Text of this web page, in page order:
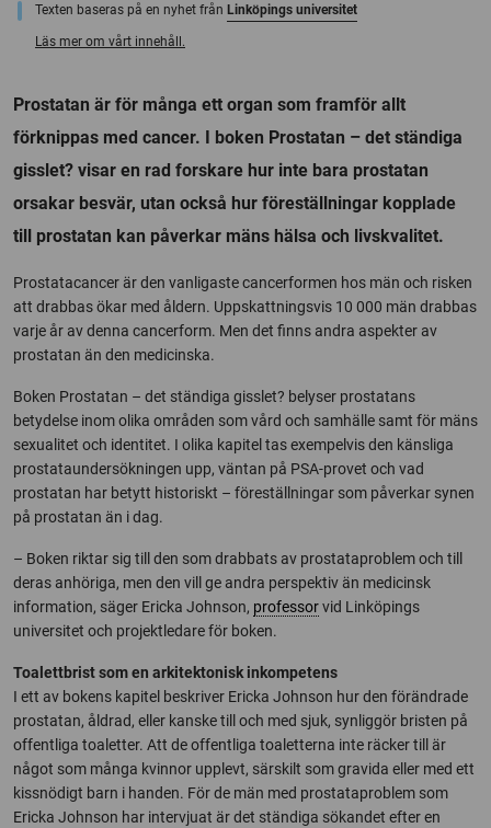
Texten baseras på en nyhet från Linköpings universitet
Läs mer om vårt innehåll.
Prostatan är för många ett organ som framför allt
förknippas med cancer. I boken Prostatan – det ständiga
gisslet? visar en rad forskare hur inte bara prostatan
orsakar besvär, utan också hur föreställningar kopplade
till prostatan kan påverkar mäns hälsa och livskvalitet.
Prostatacancer är den vanligaste cancerformen hos män och risken
att drabbas ökar med åldern. Uppskattningsvis 10 000 män drabbas
varje år av denna cancerform. Men det finns andra aspekter av
prostatan än den medicinska.
Boken Prostatan – det ständiga gisslet? belyser prostatans
betydelse inom olika områden som vård och samhälle samt för mäns
sexualitet och identitet. I olika kapitel tas exempelvis den känsliga
prostataundersökningen upp, väntan på PSA-provet och vad
prostatan har betytt historiskt – föreställningar som påverkar synen
på prostatan än i dag.
– Boken riktar sig till den som drabbats av prostataproblem och till
deras anhöriga, men den vill ge andra perspektiv än medicinsk
information, säger Ericka Johnson, professorvid Linköpings
universitet och projektledare för boken.
Toalettbrist som en arkitektonisk inkompetens
I ett av bokens kapitel beskriver Ericka Johnson hur den förändrade
prostatan, åldrad, eller kanske till och med sjuk, synliggör bristen på
offentliga toaletter. Att de offentliga toaletterna inte räcker till är
något som många kvinnor upplevt, särskilt som gravida eller med ett
kissnödigt barn i handen. För de män med prostataproblem som
Ericka Johnson har intervjuat är det ständiga sökandet efter en